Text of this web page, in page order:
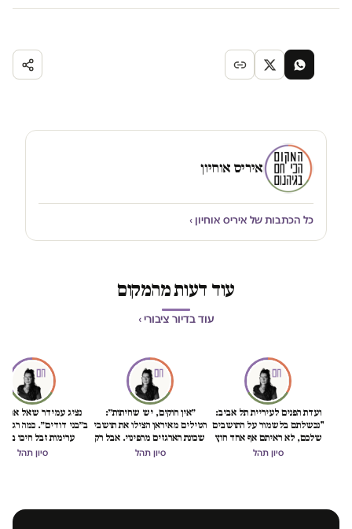
איריס אוחיון
כל הכתבות של איריס אוחיון ›
עוד דעות מהמקום
עוד בדיור ציבורי ›
ועדת הפנים לעיריית תל אביב:
"נכשלתם בלשמור על התושבים
שלכם, לא ראיתם אף אחד חוץ
מההכנסות שלכם"
סיון תהל
״אין חוקים, יש שחיתות״:
הטילים מאיראן הצילו את תושבי
שכונת הארגזים מהפינוי. אבל רק
בינתיים
סיון תהל
נציג עמידר שאל אם
ב״בני דודים״. כמה
ערימות זבל חיכו
סיון תהל